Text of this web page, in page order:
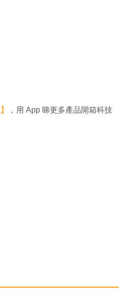
，用 App 睇更多產品開箱科技